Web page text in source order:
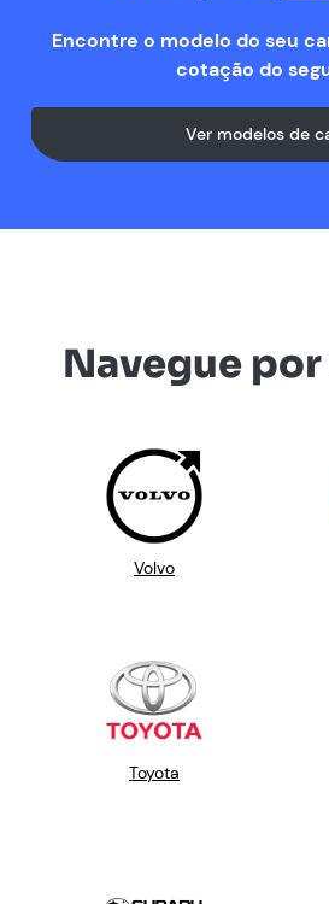
Encontre o modelo do seu
cotação do
Ver modelos de
Navegue
Volvo
Toyota